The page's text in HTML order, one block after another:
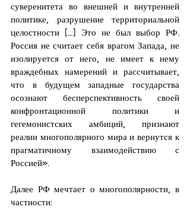
суверенитета во внешней и внутренней
политике, разрушение территориальной
целостности […] Это не был выбор РФ.
Россия не считает себя врагом Запада, не
изолируется от него, не имеет к нему
враждебных намерений и рассчитывает,
что в будущем западные государства
осознают бесперспективность своей
конфронтационной политики и
гегемонистских амбиций, признают
реалии многополярного мира и вернутся к
прагматичному взаимодействию с
Россией».
Далее РФ мечтает о многополярности, в
частности: